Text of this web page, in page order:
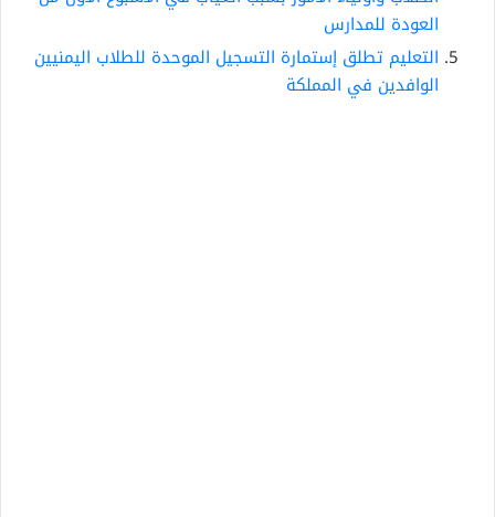
العودة للمدارس
التعليم تطلق إستمارة التسجيل الموحدة للطلاب اليمنيين
الوافدين في المملكة